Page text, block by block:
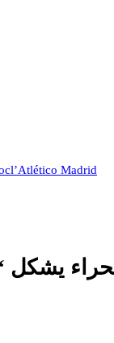
l’Atlético Madrid
يشكل